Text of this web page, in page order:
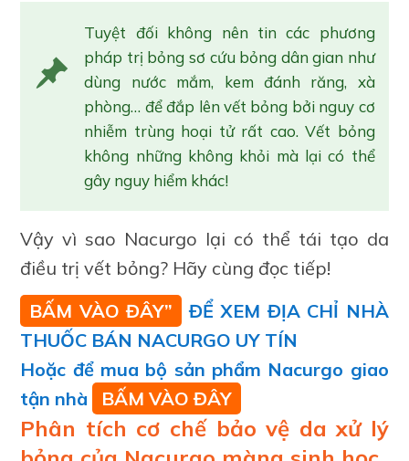
Tuyệt đối không nên tin các phương
pháp trị bỏng sơ cứu bỏng dân gian như
dùng nước mắm, kem đánh răng, xà
phòng… để đắp lên vết bỏng bởi nguy cơ
nhiễm trùng hoại tử rất cao. Vết bỏng
không những không khỏi mà lại có thể
gây nguy hiểm khác!
Vậy vì sao Nacurgo lại có thể tái tạo da
điều trị vết bỏng? Hãy cùng đọc tiếp!
BẤM VÀO ĐÂY”
ĐỂ XEM ĐỊA CHỈ NHÀ
THUỐC BÁN NACURGO UY TÍN
Hoặc để mua bộ sản phẩm Nacurgo giao
tận nhà
BẤM VÀO ĐÂY
Phân tích cơ chế bảo vệ da xử lý